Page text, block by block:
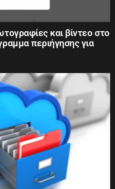
και βίντεο στο
περιήγησης για